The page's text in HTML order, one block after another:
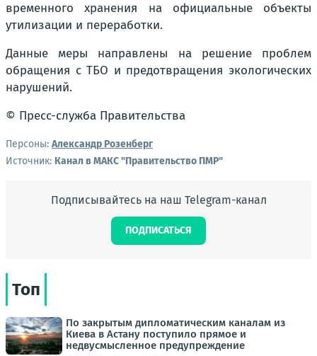
временного хранения на официальные объекты
утилизации и переработки.
Данные меры направлены на решение проблем
обращения с ТБО и предотвращения экологических
нарушений.
© Пресс-служба Правительства
Персоны: Александр Розенберг
Источник: Канал в МАКС "Правительство ПМР"
Подписывайтесь на наш Telegram-канал
ПОДПИСАТЬСЯ
Топ
По закрытым дипломатическим каналам из
Киева в Астану поступило прямое и
недвусмысленное предупреждение